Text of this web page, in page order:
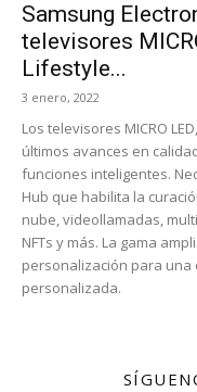
Samsung
televisores
Lifestyle...
3 enero, 2022
Los televisores MICRO
últimos avances en
funciones inteligentes.
Hub que habilita la
nube, videollamadas,
NFTs y más. La gama
personalización para
personalizada.